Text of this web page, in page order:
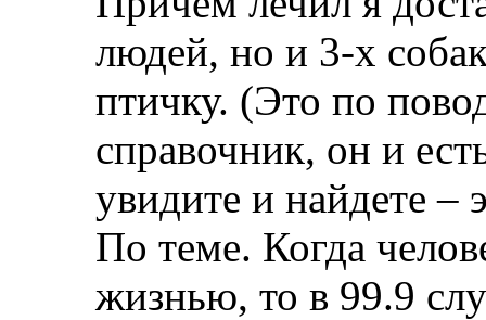
людей, но и 3-х
птичку. (Это по
справочник, он и
увидите и найдете –
По теме. Когда
жизнью, то в 99.9